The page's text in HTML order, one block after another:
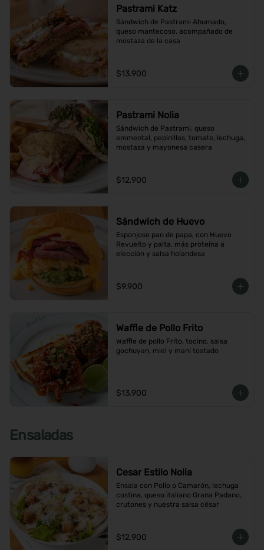
Pastrami Katz
Sándwich de Pastrami Ahumado,
queso mantecoso, acompañado de
mostaza de la casa
$13.900
Pastrami Nolia
Sándwich de Pastrami, queso
emmental, pepinillos, tomate, lechuga,
mostaza y mayonesa casera
$12.900
Sándwich de Huevo
Esponjoso pan de papa, con Huevo
Revuelto y palta, más proteína a
elección y salsa holandesa
$9.900
Waffle de Pollo Frito
Waffle de pollo Frito, tocino, salsa
gochuyan, miel y maní tostado
$13.900
Ensaladas
Cesar Estilo Nolia
Ensala con Pollo o Camarón, lechuga
costina, queso italiano Grana Padano,
crutones y nuestra salsa césar
$12.900